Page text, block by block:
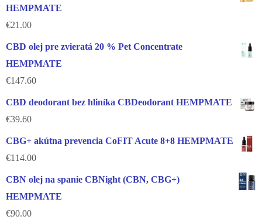
HEMPMATE
€21.00
CBD olej pre zvieratá 20 % Pet Concentrate
HEMPMATE
€147.60
CBD deodorant bez hliníka CBDeodorant HEMPMATE
€39.60
CBG+ akútna prevencia CoFIT Acute 8+8 HEMPMATE
€114.00
CBN olej na spanie CBNight (CBN, CBG+)
HEMPMATE
€90.00